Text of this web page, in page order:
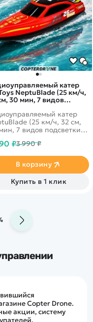
катер
NeptuBlade (25 км/ч,
30 мин, 7 видов
катер
(25 км/ч, 32 см,
7 видов подсветки) -
катер
светодиодной
и возможностью
до 30 минут. Катер
для
₽3 990 ₽
В корзину
Купить в 1 клик
Copter Drone.
акции, систему